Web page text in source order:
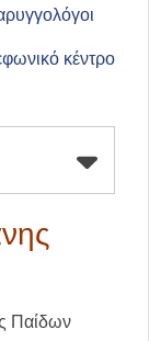
κέντρο
Παίδων